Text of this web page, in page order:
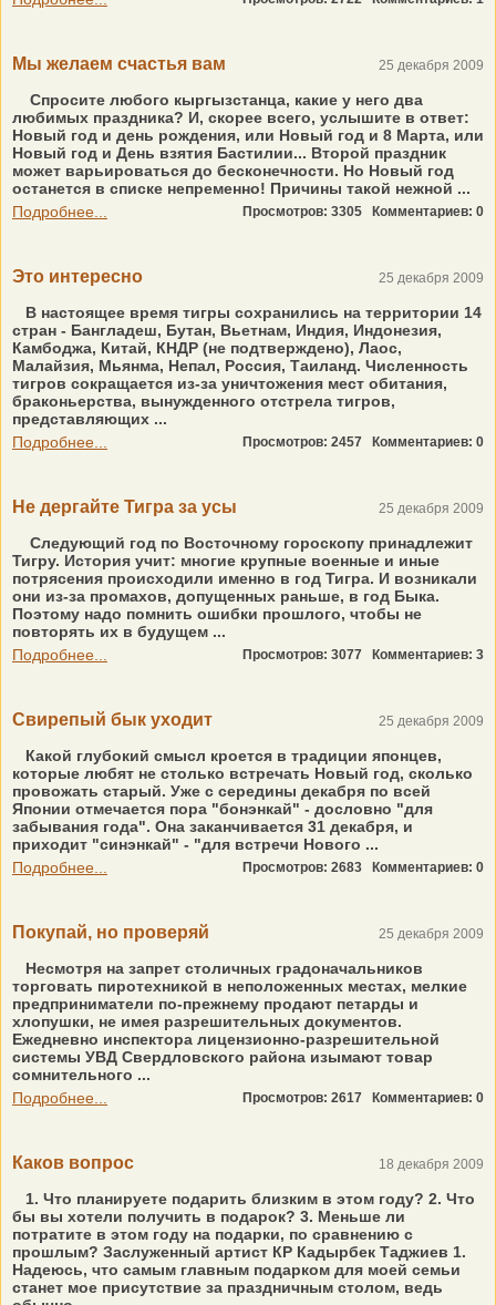
Мы желаем счастья вам 25 декабря 2009
Спросите любого кыргызстанца, какие у него два
любимых праздника? И, скорее всего, услышите в ответ:
Новый год и день рождения, или Новый год и 8 Марта, или
Новый год и День взятия Бастилии... Второй праздник
может варьироваться до бесконечности. Но Новый год
останется в списке непременно! Причины такой нежной ...
Подробнее...
Просмотров: 3305 Комментариев: 0
Это интересно 25 декабря 2009
В настоящее время тигры сохранились на территории 14
стран - Бангладеш, Бутан, Вьетнам, Индия, Индонезия,
Камбоджа, Китай, КНДР (не подтверждено), Лаос,
Малайзия, Мьянма, Непал, Россия, Таиланд. Численность
тигров сокращается из-за уничтожения мест обитания,
браконьерства, вынужденного отстрела тигров,
представляющих ...
Подробнее...
Просмотров: 2457 Комментариев: 0
Не дергайте Тигра за усы 25 декабря 2009
Следующий год по Восточному гороскопу принадлежит
Тигру. История учит: многие крупные военные и иные
потрясения происходили именно в год Тигра. И возникали
они из-за промахов, допущенных раньше, в год Быка.
Поэтому надо помнить ошибки прошлого, чтобы не
повторять их в будущем ...
Подробнее...
Просмотров: 3077 Комментариев: 3
Cвирепый бык уходит 25 декабря 2009
Какой глубокий смысл кроется в традиции японцев,
которые любят не столько встречать Новый год, сколько
провожать старый. Уже с середины декабря по всей
Японии отмечается пора "бонэнкай" - дословно "для
забывания года". Она заканчивается 31 декабря, и
приходит "синэнкай" - "для встречи Нового ...
Подробнее...
Просмотров: 2683 Комментариев: 0
Покупай, но проверяй 25 декабря 2009
Несмотря на запрет столичных градоначальников
торговать пиротехникой в неположенных местах, мелкие
предприниматели по-прежнему продают петарды и
хлопушки, не имея разрешительных документов.
Ежедневно инспектора лицензионно-разрешительной
системы УВД Свердловского района изымают товар
сомнительного ...
Подробнее...
Просмотров: 2617 Комментариев: 0
Каков вопрос 18 декабря 2009
1. Что планируете подарить близким в этом году? 2. Что
бы вы хотели получить в подарок? 3. Меньше ли
потратите в этом году на подарки, по сравнению с
прошлым? Заслуженный артист КР Кадырбек Таджиев 1.
Надеюсь, что самым главным подарком для моей семьи
станет мое присутствие за праздничным столом, ведь